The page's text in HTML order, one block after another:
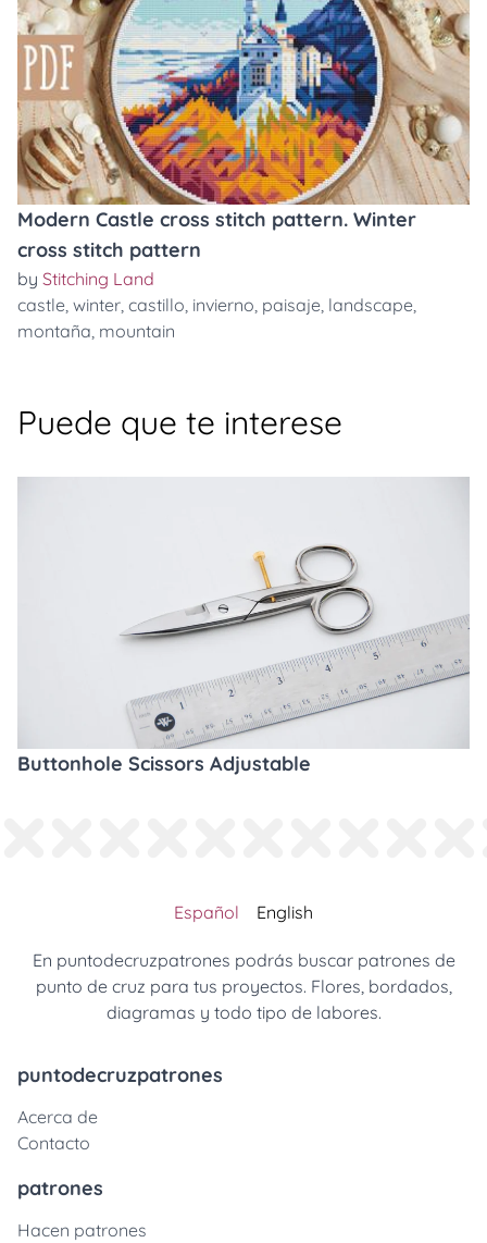
Modern Castle cross stitch pattern. Winter
cross stitch pattern
by Stitching Land
castle, winter, castillo, invierno, paisaje, landscape,
montaña, mountain
Puede que te interese
Buttonhole Scissors Adjustable
Español English
En puntodecruzpatrones podrás buscar patrones de
punto de cruz para tus proyectos. Flores, bordados,
diagramas y todo tipo de labores.
puntodecruzpatrones
Acerca de
Contacto
patrones
Hacen patrones